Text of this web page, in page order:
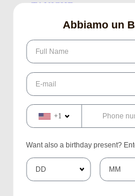
TANICHE
RICAMBI TECNICI
CLIMATIZZAZIONE
FILTRI
FILTRI
FANALERIA
CUSCINETTI
Abbiamo un
+1
Want also a birthday present?